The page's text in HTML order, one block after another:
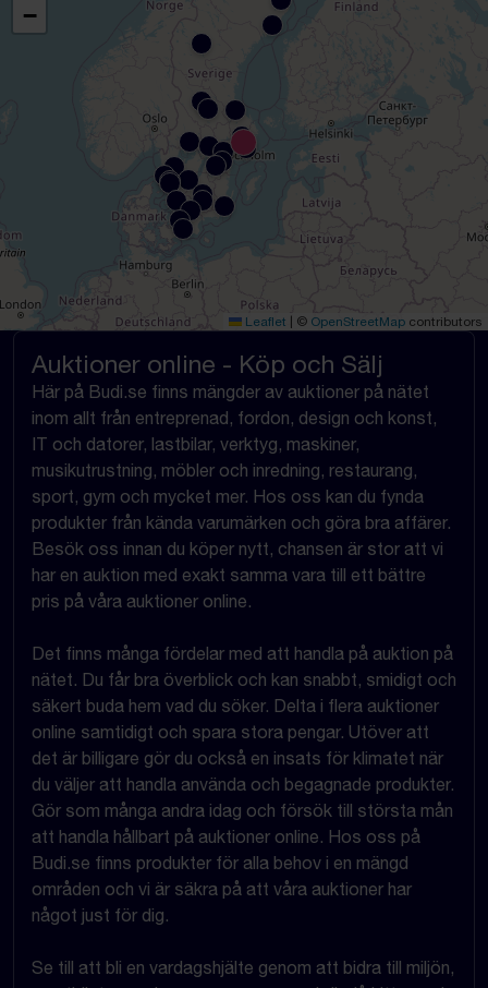
−
Leaflet | © OpenStreetMap contributors
Auktioner online - Köp och Sälj
Här på Budi.se finns mängder av auktioner på nätet
inom allt från entreprenad, fordon, design och konst,
IT och datorer, lastbilar, verktyg, maskiner,
musikutrustning, möbler och inredning, restaurang,
sport, gym och mycket mer. Hos oss kan du fynda
produkter från kända varumärken och göra bra affärer.
Besök oss innan du köper nytt, chansen är stor att vi
har en auktion med exakt samma vara till ett bättre
pris på våra auktioner online.
Det finns många fördelar med att handla på auktion på
nätet. Du får bra överblick och kan snabbt, smidigt och
säkert buda hem vad du söker. Delta i flera auktioner
online samtidigt och spara stora pengar. Utöver att
det är billigare gör du också en insats för klimatet när
du väljer att handla använda och begagnade produkter.
Gör som många andra idag och försök till största mån
att handla hållbart på auktioner online. Hos oss på
Budi.se finns produkter för alla behov i en mängd
områden och vi är säkra på att våra auktioner har
något just för dig.
Se till att bli en vardagshjälte genom att bidra till miljön,